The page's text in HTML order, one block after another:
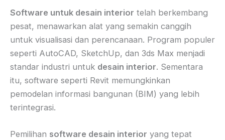
Software untuk desain interior telah berkembang
pesat, menawarkan alat yang semakin canggih
untuk visualisasi dan perencanaan. Program populer
seperti AutoCAD, SketchUp, dan 3ds Max menjadi
standar industri untuk desain interior. Sementara
itu, software seperti Revit memungkinkan
pemodelan informasi bangunan (BIM) yang lebih
terintegrasi.
Pemilihan software desain interior yang tepat